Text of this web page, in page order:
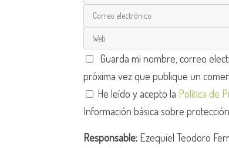
Guarda mi nombre, correo
próxima vez que publique un
He leído y acepto la Política de
Información básica sobre
Responsable: Ezequiel Teodoro